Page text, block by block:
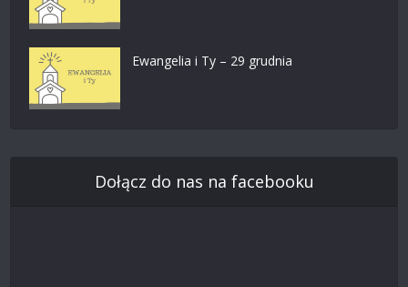
Ewangelia i Ty – 29 grudnia
Dołącz do nas na facebooku